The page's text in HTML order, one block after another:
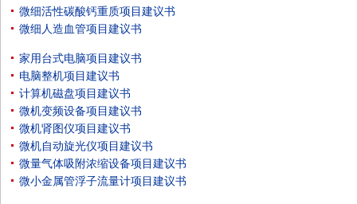
微细活性碳酸钙重质项目建议书
微细人造血管项目建议书
家用台式电脑项目建议书
电脑整机项目建议书
计算机磁盘项目建议书
微机变频设备项目建议书
微机肾图仪项目建议书
微机自动旋光仪项目建议书
微量气体吸附浓缩设备项目建议书
微小金属管浮子流量计项目建议书